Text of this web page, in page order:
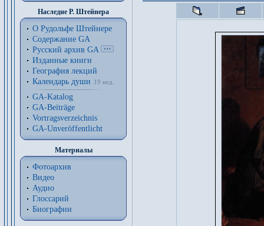
Наследие Р. Штейнера
О Рудольфе Штейнере
Содержание GA
Русский архив GA
Изданные книги
География лекций
Календарь души
19 нед.
GA-Katalog
GA-Beiträge
Vortragsverzeichnis
GA-Unveröffentlicht
Материалы
Фотоархив
Видео
Аудио
Глоссарий
Биографии